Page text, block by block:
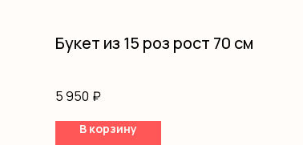
Букет из 15 роз рост 70 см
5 950 ₽
В корзину